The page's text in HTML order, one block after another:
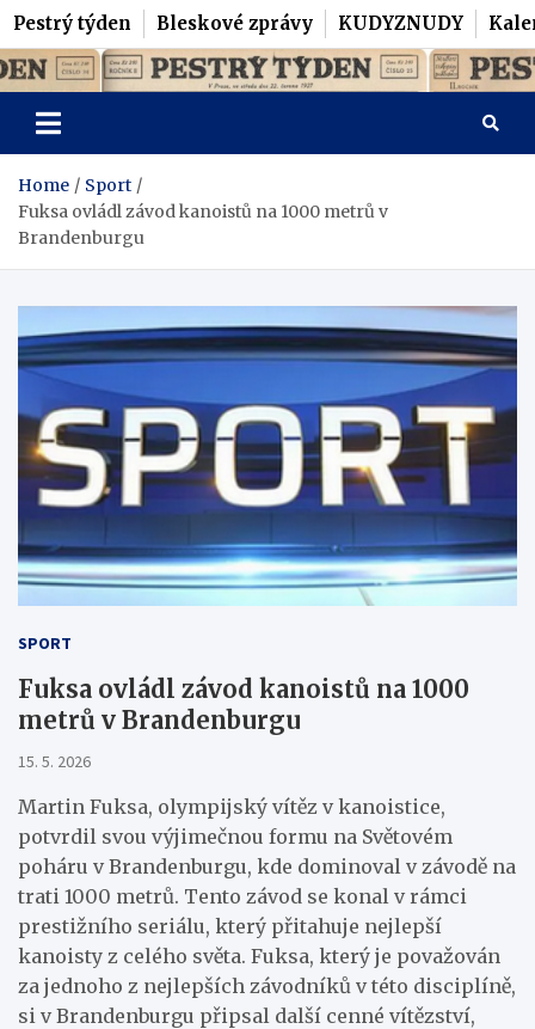
Pestrý týden Bleskové zprávy KUDYZNUDY
Skip
to
content
Pestrý Týden
Home
Sport
Fuksa ovládl závod kanoistů na 1000 metrů v
Brandenburgu
SPORT
Fuksa ovládl závod kanoistů na 1000
metrů v Brandenburgu
15. 5. 2026
Martin Fuksa, olympijský vítěz v kanoistice,
potvrdil svou výjimečnou formu na Světovém
poháru v Brandenburgu, kde dominoval v závodě na
trati 1000 metrů. Tento závod se konal v rámci
prestižního seriálu, který přitahuje nejlepší
kanoisty z celého světa. Fuksa, který je považován
za jednoho z nejlepších závodníků v této disciplíně,
si v Brandenburgu připsal další cenné vítězství,